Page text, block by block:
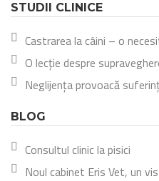
STUDII CLINICE
Castrarea la câini – o
O lecție despre
Neglijența provoacă
BLOG
Consultul clinic la pisici
Noul cabinet Eris Vet, un